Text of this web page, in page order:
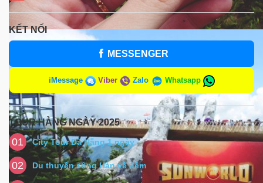
KẾT NỐI
MESSENGER
iMessage Viber Zalo Whatsapp
TOUR HÀNG NGÀY 2025
01 City Tour Đà Nẵng 1 ngày
02 Du thuyền sông Hàn về đêm